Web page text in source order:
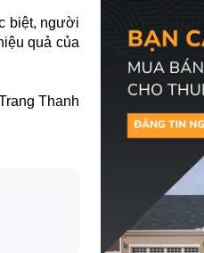
biệt, người
quả của
Thanh